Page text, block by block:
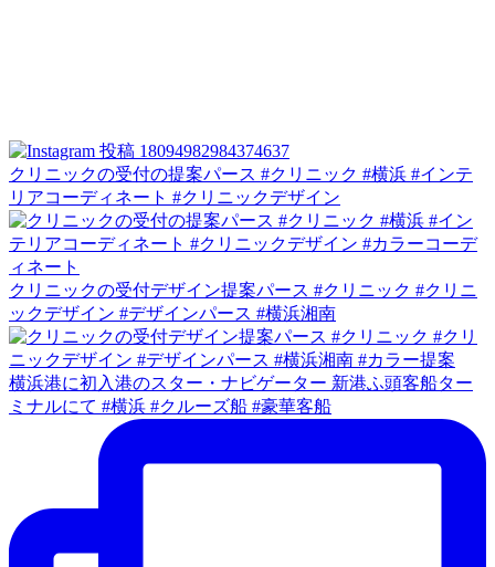
クリニックの受付の提案パース #クリニック #横浜 #インテ
リアコーディネート #クリニックデザイン
クリニックの受付デザイン提案パース #クリニック #クリニ
ックデザイン #デザインパース #横浜湘南
横浜港に初入港のスター・ナビゲーター 新港ふ頭客船ター
ミナルにて #横浜 #クルーズ船 #豪華客船